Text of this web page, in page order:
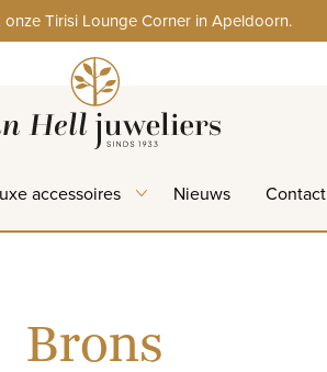
onze Tirisi Lounge Corner in Apeldoorn.
accessoires Nieuws Contact
Brons